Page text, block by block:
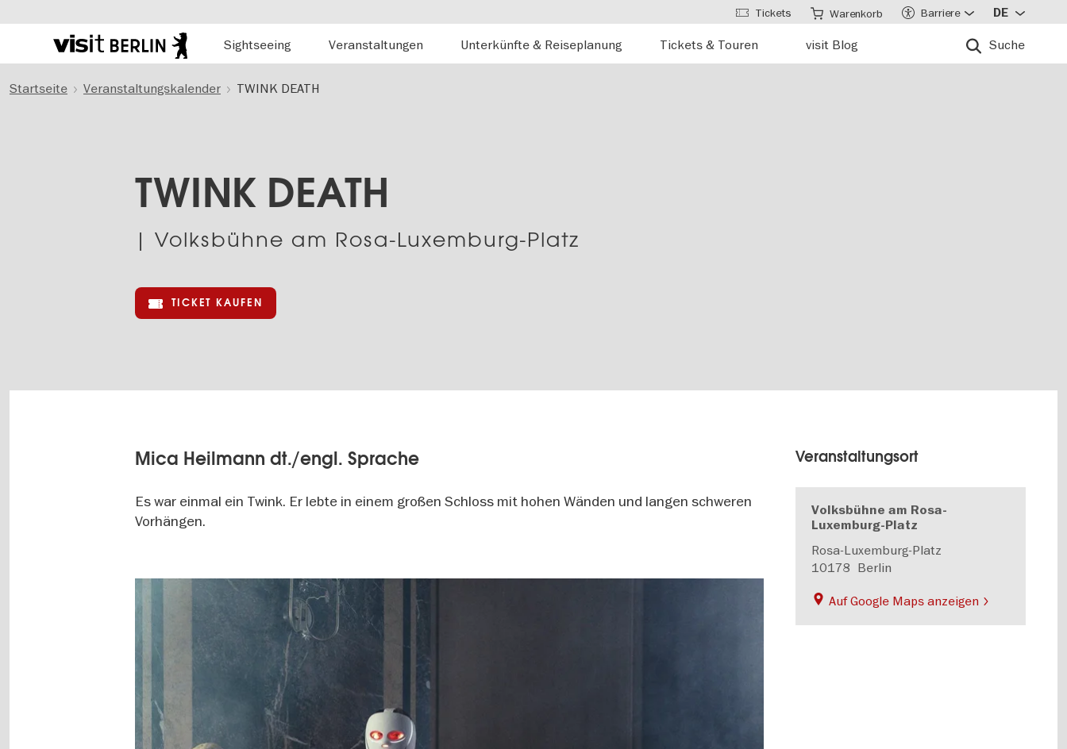
zum
Berlins
Tourismusportal
Sightseeing
Veranstaltungen Unterkünfte & Reiseplanung Tickets & Touren visit Blog Suche
Tickets Warenkorb Barriere DE
Startseite Veranstaltungskalender TWINK DEATH
TWINK DEATH
| Volksbühne am Rosa-Luxemburg-Platz
TICKET KAUFEN
Mica Heilmann dt./engl. Sprache
Es war einmal ein Twink. Er lebte in einem großen Schloss mit hohen Wänden und langen schweren
Vorhängen.
gallery
Veranstaltungsort
Volksbühne am Rosa-
Luxemburg-Platz
Rosa-Luxemburg-Platz
10178 Berlin
Auf Google Maps anzeigen